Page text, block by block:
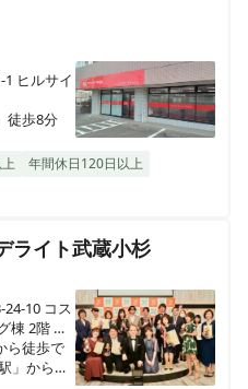
ヒルサイ
徒歩8分
年間休日120日以上
ライト武蔵小杉
10 コス
棟 2階 オ
ら徒歩で
」から徒